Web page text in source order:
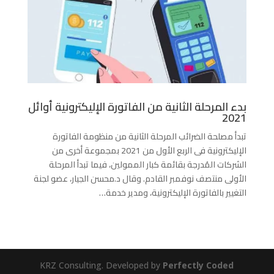
بدء المرحلة الثانية من الفاتورة الإليكترونية أوائل
2021
تبدأ مصلحة الضرائب المرحلة الثانية من منظومة الفاتورة
الإليكترونية فى الربع الأول من 2021 بمجموعة أخرى من
الشركات المُدرجة بقائمة كبار الممولين، فيما تبدأ المرحلة
الأولى منتصف نوفمبر القادم. وقال د.محسن الجيار، عضو لجنة
التغيير بالفاتورة الإليكترونية، ومدير خدمة…
KRZ Consulting. Developed by Perfectly Coded